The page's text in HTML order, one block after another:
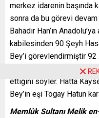
merkez idarenin başında
sonra da bu görevi
Bahadır Han’ın
kabilesinden 90 Şeyh
Bey’i görevlendirmiştir 92
Amasya, Niğde, Kayseri
ettiğini söyler. Hatta
Bey’in eşi Togay Hatun
Memlûk Sultanı Melik